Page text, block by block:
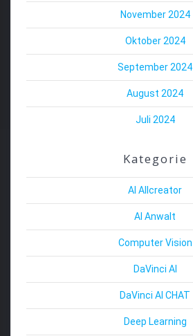
November 2024
Oktober 2024
September 2024
August 2024
Juli 2024
Kategorie
AI Allcreator
AI Anwalt
Computer Vision
DaVinci AI
DaVinci AI CHAT
Deep Learning